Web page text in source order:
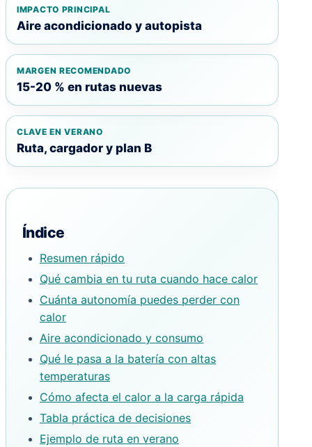
IMPACTO PRINCIPAL
Aire acondicionado y autopista
MARGEN RECOMENDADO
15-20 % en rutas nuevas
CLAVE EN VERANO
Ruta, cargador y plan B
Índice
Resumen rápido
Qué cambia en tu ruta cuando hace calor
Cuánta autonomía puedes perder con
calor
Aire acondicionado y consumo
Qué le pasa a la batería con altas
temperaturas
Cómo afecta el calor a la carga rápida
Tabla práctica de decisiones
Ejemplo de ruta en verano